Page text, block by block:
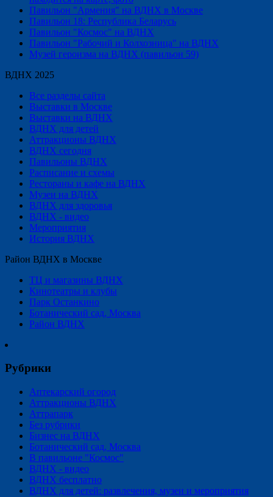
Павильон "Армения" на ВДНХ в Москве
Павильон 18: Республика Беларусь
Павильон "Космос" на ВДНХ
Павильон "Рабочий и Колхозница" на ВДНХ
Музей героизма на ВДНХ (павильон 59)
ВДНХ 2025
Все разделы сайта
Выставки в Москве
Выставки на ВДНХ
ВДНХ для детей
Аттракционы ВДНХ
ВДНХ сегодня
Павильоны ВДНХ
Расписание и схемы
Рестораны и кафе на ВДНХ
Музеи на ВДНХ
ВДНХ для здоровья
ВДНХ - видео
Мероприятия
История ВДНХ
Район ВДНХ в Москве
ТЦ и магазины ВДНХ
Кинотеатры и клубы
Парк Останкино
Ботанический сад, Москва
Район ВДНХ
Рубрики
Аптекарский огород
Аттракционы ВДНХ
Аттрапарк
Без рубрики
Бизнес на ВДНХ
Ботанический сад, Москва
В павильоне "Космос"
ВДНХ - видео
ВДНХ бесплатно
ВДНХ для детей: развлечения, музеи и мероприятия